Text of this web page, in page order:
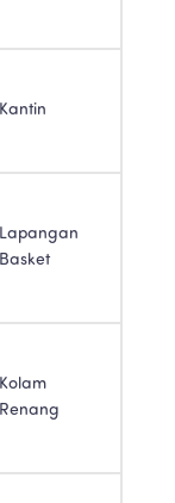
Kantin
Lapangan
Basket
Kolam
Renang